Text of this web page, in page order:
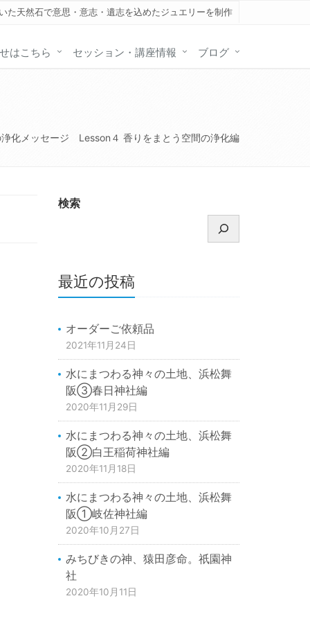
た天然石で意思・意志・遺志を込めたジュエリーを制作
はこちら セッション・講座情報 ブログ
化メッセージ Lesson４ 香りをまとう空間の浄化編
検索
最近の投稿
オーダーご依頼品
2021年11月24日
水にまつわる神々の土地、浜松舞
阪③春日神社編
2020年11月29日
水にまつわる神々の土地、浜松舞
阪②白王稲荷神社編
2020年11月18日
水にまつわる神々の土地、浜松舞
阪①岐佐神社編
2020年10月27日
みちびきの神、猿田彦命。祇園神
社
2020年10月11日